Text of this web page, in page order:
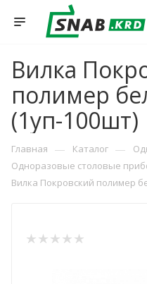
Вилка
полимер
(1уп-100шт)
Главная — Каталог —
Одноразовые столовые
Вилка Покровский полимер